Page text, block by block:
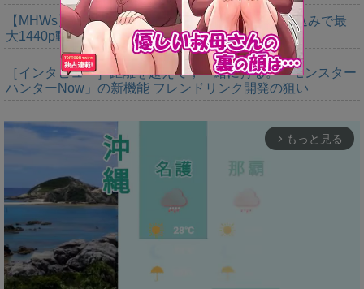
【MHWs】「Switch2版モンハンワイルズはDLSS込みで最
大1440p動作」
［インタビュー］距離を超えて，一緒に狩る。「モンスター
ハンターNow」の新機能 フレンドリンク開発の狙い
arrow_forward_ios もっと見る